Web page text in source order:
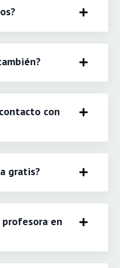
con
gratis?
en